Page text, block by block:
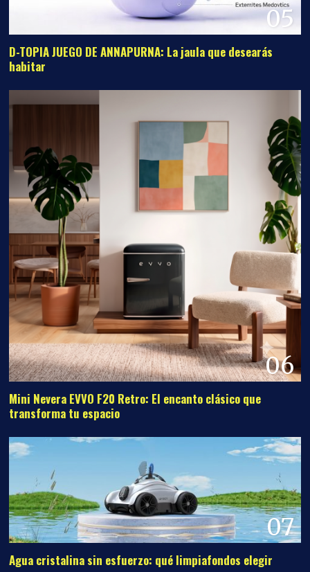
05
D-TOPIA JUEGO DE ANNAPURNA: La jaula que desearás
habitar
06
Mini Nevera EVVO F20 Retro: El encanto clásico que
transforma tu espacio
07
Agua cristalina sin esfuerzo: qué limpiafondos elegir